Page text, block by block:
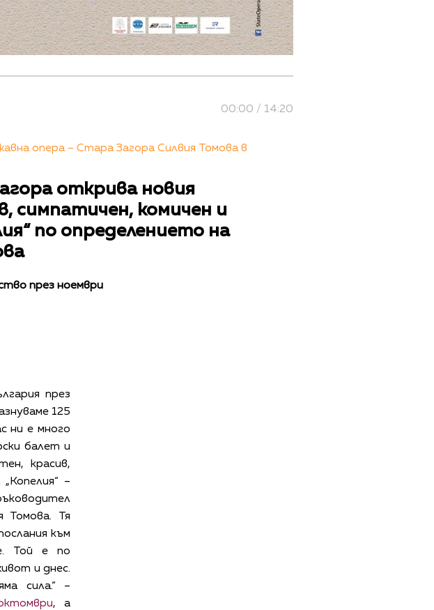
00:00 / 14:20
опера – Стара Загора Силвия Томова в
открива новия
симпатичен, комичен и
по определението на
през ноември
през
125
ни е много
балет и
красив,
–
Томова. Тя
към
Той е по
и днес.
сила.“ –
, а